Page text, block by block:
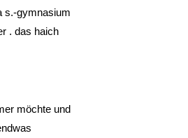
s.-gymnasium
. das haich
möchte und